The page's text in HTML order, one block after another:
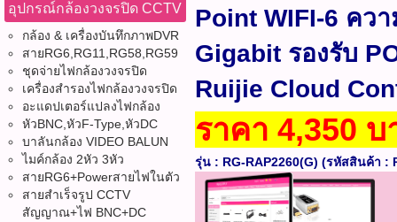
อุปกรณ์กล้องวงจรปิด CCTV
กล้อง & เครื่องบันทึกภาพDVR
สายRG6,RG11,RG58,RG59
ชุดจ่ายไฟกล้องวงจรปิด
เครื่องสำรองไฟกล้องวงจรปิด
อะแดปเตอร์แปลงไฟกล้อง
หัวBNC,หัวF-Type,หัวDC
บาลันกล้อง VIDEO BALUN
ไมค์กล้อง 2หัว 3หัว
สายRG6+Powerสายไฟในตัว
สายสำเร็จรูป CCTV
สัญญาณ+ไฟ BNC+DC
Point WIFI-6 คว
Gigabit รองรับ
Ruijie Cloud
ราคา 4,350 บ
รุ่น : RG-RAP2260(G) (รหัสสินค้า :